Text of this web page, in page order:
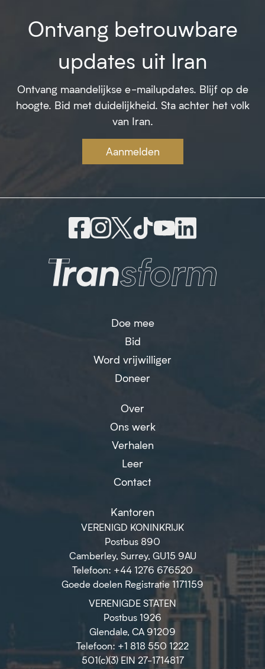
Ontvang betrouwbare
updates uit Iran
Ontvang maandelijkse e-mailupdates. Blijf op de
hoogte. Bid met duidelijkheid. Sta achter het volk
van Iran.
Aanmelden
Doe mee
Bid
Word vrijwilliger
Doneer
Over
Ons werk
Verhalen
Leer
Contact
Kantoren
VERENIGD KONINKRIJK
Postbus 890
Camberley, Surrey, GU15 9AU
Telefoon: +44 1276 676520
Goede doelen Registratie 1171159
VERENIGDE STATEN
Postbus 1926
Glendale, CA 91209
Telefoon: +1 818 550 1222
501(c)(3) EIN 27-1714817